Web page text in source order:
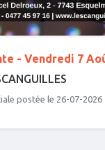
- Vendredi 7
postée le 26-07-2026